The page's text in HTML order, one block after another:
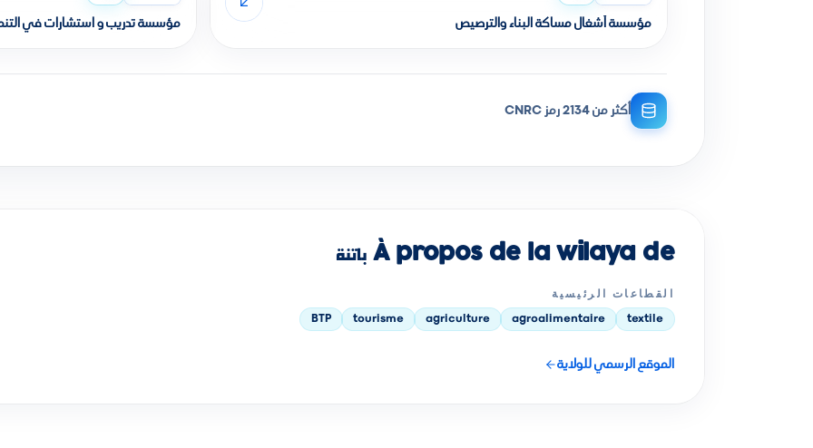
مؤسسة أشغال مساكة البناء والترصيص مؤسسة تدريب و استشارات في
أكثر من 2134 رمز CNRC
À propos de la wilaya de باتنة
القطاعات الرئيسية
textile
agroalimentaire
agriculture
tourisme
BTP
الموقع الرسمي للولاية